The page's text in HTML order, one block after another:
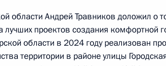
области Андрей Травников доложил о
лучших проектов создания комфортной
области в 2024 году реализован
территории в районе улицы